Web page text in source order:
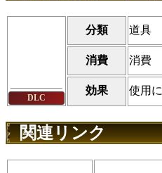
DLC
分類 道具
消費 消費
効果 使用
関連リンク